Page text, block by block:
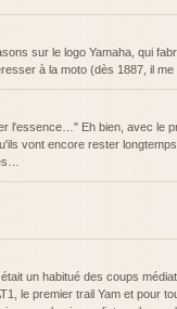
sur le logo Yamaha, qui
à la moto (dès 1887, il me
l'essence…" Eh bien, avec le
vont encore rester
un habitué des coups
le premier trail Yam et pour